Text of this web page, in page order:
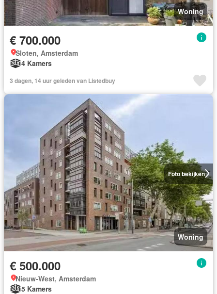
Woning
€ 700.000
Sloten, Amsterdam
4 Kamers
3 dagen, 14 uur geleden van Listedbuy
Foto bekijken
Woning
€ 500.000
Nieuw-West, Amsterdam
5 Kamers